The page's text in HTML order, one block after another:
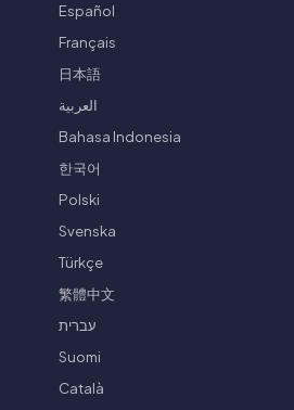
Español
Français
日本語
العربية
Bahasa Indonesia
한국어
Polski
Svenska
Türkçe
繁體中文
עברית
Suomi
Català